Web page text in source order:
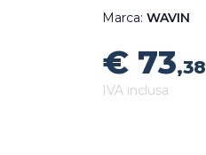
Marca: WAVIN
€ 73,38
IVA inclusa